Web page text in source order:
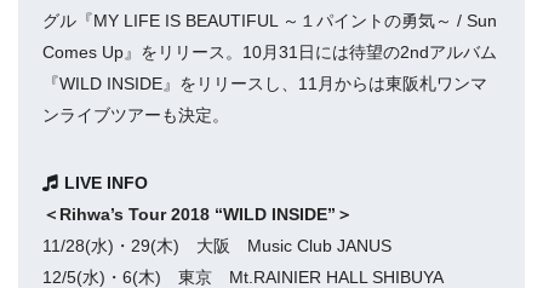
グル『MY LIFE IS BEAUTIFUL ～１パイントの勇気～ / Sun
Comes Up』をリリース。10月31日には待望の2ndアルバム
『WILD INSIDE』をリリースし、11月からは東阪札ワンマ
ンライブツアーも決定。
LIVE INFO
＜Rihwa’s Tour 2018 “WILD INSIDE”＞
11/28(水)・29(木) 大阪 Music Club JANUS
12/5(水)・6(木) 東京 Mt.RAINIER HALL SHIBUYA